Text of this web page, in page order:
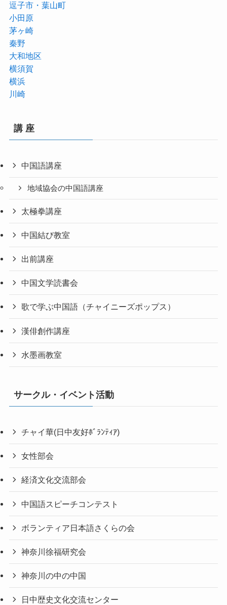
逗子市・葉山町
小田原
茅ヶ崎
秦野
大和地区
横須賀
横浜
川崎
講 座
中国語講座
地域協会の中国語講座
太極拳講座
中国結び教室
出前講座
中国文学読書会
歌で学ぶ中国語（チャイニーズポップス）
漢俳創作講座
水墨画教室
サークル・イベント活動
チャイ華(日中友好ﾎﾞﾗﾝﾃｨｱ)
女性部会
経済文化交流部会
中国語スピーチコンテスト
ボランティア日本語さくらの会
神奈川徐福研究会
神奈川の中の中国
日中歴史文化交流センター